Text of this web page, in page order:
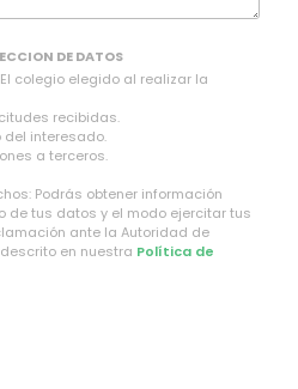
DE DATOS
colegio elegido al realizar la
recibidas.
del interesado.
a terceros.
Podrás obtener información
de tus datos y el modo ejercitar tus
ante la Autoridad de
en nuestra Política de